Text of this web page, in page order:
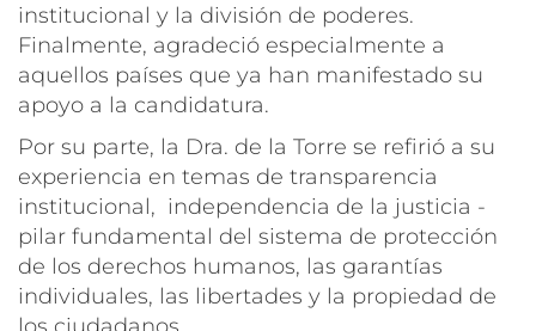
institucional y la división de poderes.
Finalmente, agradeció especialmente a
aquellos países que ya han manifestado su
apoyo a la candidatura.
Por su parte, la Dra. de la Torre se refirió a su
experiencia en temas de transparencia
institucional, independencia de la justicia -
pilar fundamental del sistema de protección
de los derechos humanos, las garantías
individuales, las libertades y la propiedad de